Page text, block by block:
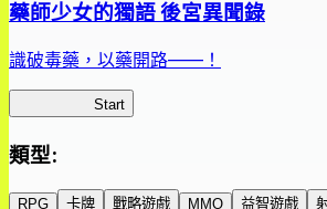
藥師少女的獨語 後宮異聞錄
識破毒藥，以藥開路——！
Start
類型:
RPG 卡牌 戰略遊戲 MMO 益智遊戲